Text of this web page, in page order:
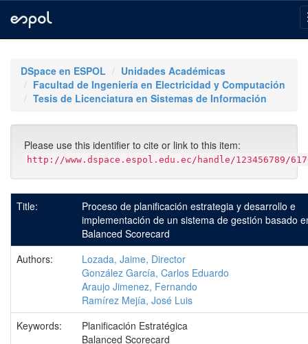
navigationDSpace en ESPOL
Unidades Académicas
Facultad de Ingeniería en Electricidad y Computación
Tesis de Licenciatura en Sistemas de Información
Please use this identifier to cite or link to this item:
http://www.dspace.espol.edu.ec/handle/123456789/
Title:
Proceso de planificación estrategia y desarrollo e
implementación de un sistema de gestión basado
Balanced Scorecard
Authors:
Lozada, Jaime, Director
González García, Carlos Eduardo
Araujo Jimenez, Fernando
Ramírez Mejía, José Luis
Keywords:
Planificación Estratégica
Balanced Scorecard